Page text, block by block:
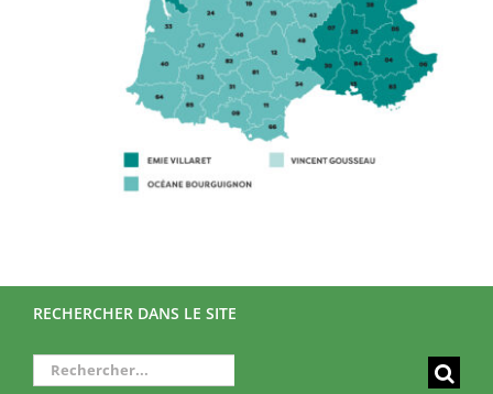
RECHERCHER DANS LE SITE
Rechercher: